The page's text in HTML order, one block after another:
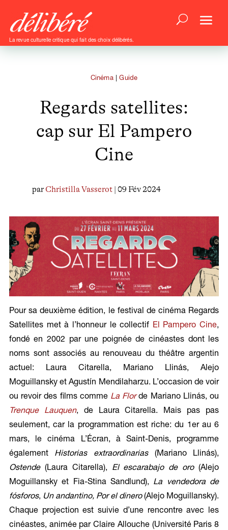
La revue culturelle critique qui fait des choix délibérés.
Cinéma|Guide
Regards satellites:
cap sur El Pampero
Cine
parChristilla Vasserot | 09 Fév 2024
Pour sa deuxième édition, le festival de cinéma Regards
Satellites met à l’honneur le collectif El Pampero Cine,
fondé en 2002 par une poignée de cinéastes dont les
noms sont associés au renouveau du théâtre argentin
actuel: Laura Citarella, Mariano Llinás, Alejo
Moguillansky et Agustín Mendilaharzu. L’occasion de voir
ou revoir des films comme La Florde Mariano Llinás, ou
Trenque Lauquen, de Laura Citarella. Mais pas pas
seulement, car la programmation est riche: du 1er au 6
mars, le cinéma L’Écran, à Saint-Denis, programme
également Historias extraordinarias(Mariano Llinás),
Ostende(Laura Citarella), El escarabajo de oro(Alejo
Moguillansky et Fia-Stina Sandlund), La vendedora de
fósforos, Un andantino, Por el dinero(Alejo Moguillansky).
Chaque projection est suivie d’une rencontre avec les
cinéastes, animée par Claire Allouche (Université Paris 8